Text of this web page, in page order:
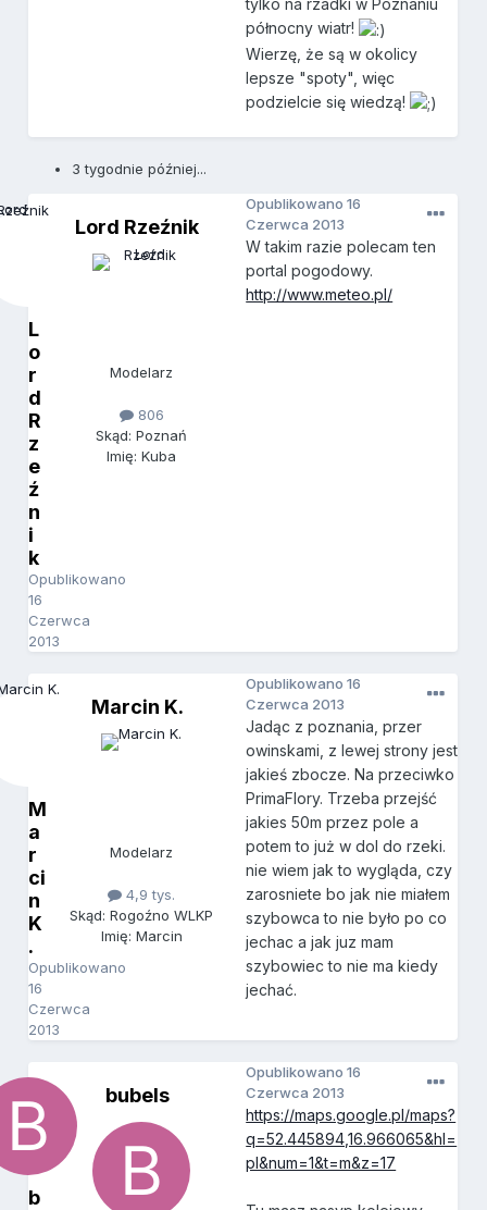
tylko na rzadki w Poznaniu
północny wiatr!
Wierzę, że są w okolicy
lepsze "spoty", więc
podzielcie się wiedzą!
3 tygodnie później...
L
o
r
d
R
z
e
ź
n
i
k
Opublikowano
16
Czerwca
2013
Lord Rzeźnik
Modelarz
806
Skąd: Poznań
Imię: Kuba
Opublikowano16
Czerwca 2013
W takim razie polecam ten
portal pogodowy.
http://www.meteo.pl/
M
a
r
ci
n
K
.
Opublikowano
16
Czerwca
2013
Marcin K.
Modelarz
4,9 tys.
Skąd: Rogoźno WLKP
Imię: Marcin
Opublikowano16
Czerwca 2013
Jadąc z poznania, przer
owinskami, z lewej strony jest
jakieś zbocze. Na przeciwko
PrimaFlory. Trzeba przejść
jakies 50m przez pole a
potem to już w dol do rzeki.
nie wiem jak to wygląda, czy
zarosniete bo jak nie miałem
szybowca to nie było po co
jechac a jak juz mam
szybowiec to nie ma kiedy
jechać.
b
bubels
Opublikowano16
Czerwca 2013
https://maps.google.pl/maps?
q=52.445894,16.966065&hl=
pl&num=1&t=m&z=17